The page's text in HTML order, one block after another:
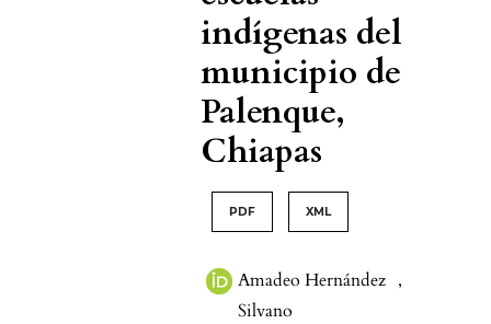
indígenas del
municipio de
Palenque,
Chiapas
PDF XML
Amadeo Hernández
Silvano
,